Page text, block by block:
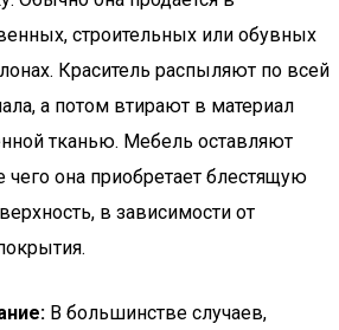
строительных или обувных
Краситель распыляют по всей
а потом втирают в материал
тканью. Мебель оставляют
чего она приобретает блестящую
в зависимости от
В большинстве случаев,